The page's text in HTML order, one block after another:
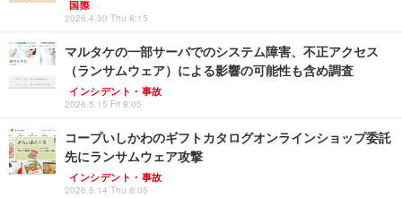
国際
2026.4.30 Thu 8:15
マルタケの一部サーバでのシステム障害、不正アクセス
（ランサムウェア）による影響の可能性も含め調査
インシデント・事故
2026.5.15 Fri 8:05
コープいしかわのギフトカタログオンラインショップ委託
先にランサムウェア攻撃
インシデント・事故
2026.5.14 Thu 8:05